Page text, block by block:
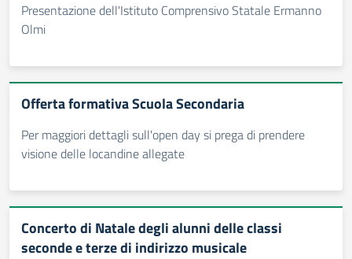
Presentazione dell'Istituto Comprensivo Statale Ermanno
Olmi
Offerta formativa Scuola Secondaria
Per maggiori dettagli sull'open day si prega di prendere
visione delle locandine allegate
Concerto di Natale degli alunni delle classi
seconde e terze di indirizzo musicale